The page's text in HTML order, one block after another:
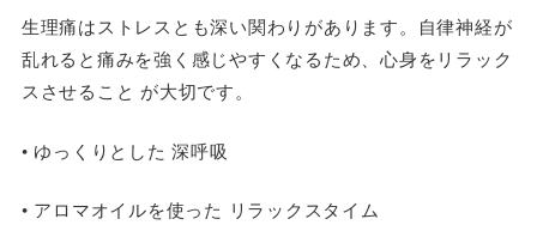
生理痛はストレスとも深い関わりがあります。自律神経が
乱れると痛みを強く感じやすくなるため、心身をリラック
スさせること が大切です。
• ゆっくりとした 深呼吸
• アロマオイルを使った リラックスタイム